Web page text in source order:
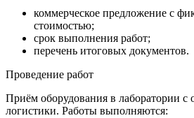
коммерческое предложение с
стоимостью;
срок выполнения работ;
перечень итоговых документов.
Проведение работ
Приём оборудования в лаборатории с
логистики. Работы выполняются: